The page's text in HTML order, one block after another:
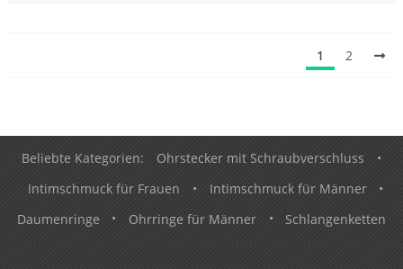
1 2
Beliebte Kategorien: Ohrstecker mit Schraubverschluss
•
Intimschmuck für Frauen
• Intimschmuck für Männer
•
Daumenringe
• Ohrringe für Männer • Schlangenketten